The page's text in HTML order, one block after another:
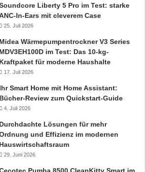
Liberty 5 Pro im Test: starke
In-Ears mit cleverem Case
25. Juli 2026
Midea Wärmepumpentrockner V3 Series
MDV3EH100D im Test: Das 10-kg-
Kraftpaket für moderne Haushalte
17. Juli 2026
Ihr Smart Home mit Home Assistant:
Bücher-Review zum Quickstart-Guide
4. Juli 2026
Durchdachte Lösungen für mehr
und Effizienz im modernen
Hauswirtschaftsraum
29. Juni 2026
Pumba 8500 CleanKitty Smart im